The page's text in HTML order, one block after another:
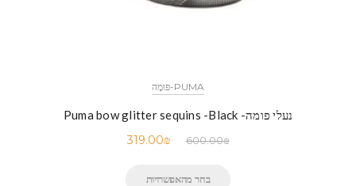
PUMA-פּוּמָה
נעלי פומה- Puma bow glitter sequins -Black
600.00₪
319.00₪
בחר מהאפשרויות